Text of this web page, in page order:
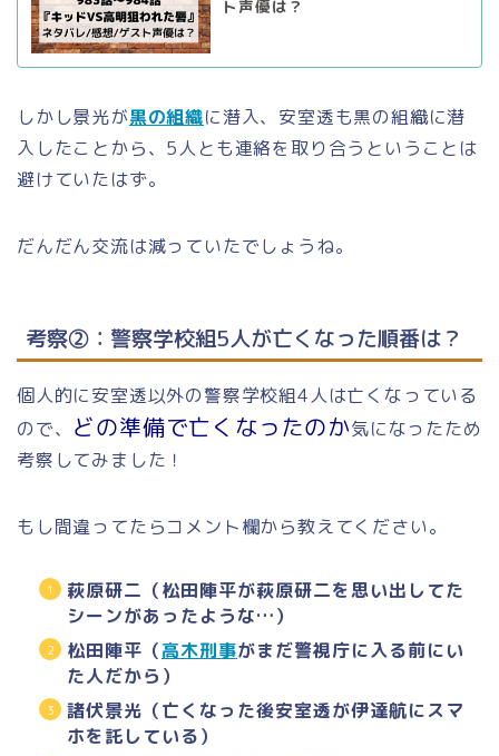
ト声優は？
しかし景光が黒の組織に潜入、安室透も黒の組織に潜
入したことから、5人とも連絡を取り合うということは
避けていたはず。
だんだん交流は減っていたでしょうね。
考察②：警察学校組5人が亡くなった順番は？
個人的に安室透以外の警察学校組4人は亡くなっている
ので、 どの準備で亡くなったのか気になったため
考察してみました！
もし間違ってたらコメント欄から教えてください。
萩原研二（松田陣平が萩原研二を思い出してた
シーンがあったような…）
松田陣平（高木刑事がまだ警視庁に入る前にい
た人だから）
諸伏景光（亡くなった後安室透が伊達航にスマ
ホを託している）